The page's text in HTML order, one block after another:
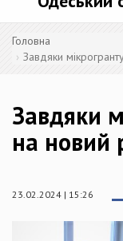
Головна
Завдяки
Завдяки
на новий
23.02.2024 | 15:26